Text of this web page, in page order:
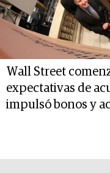
Wall Street
expectativas de
impulsó bonos y